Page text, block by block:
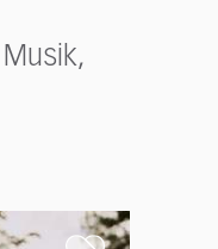
Musik,